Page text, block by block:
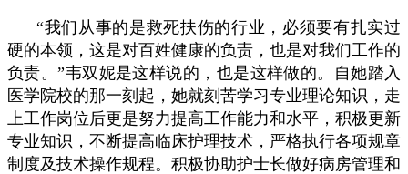
“我们从事的是救死扶伤的行业，必须要有扎实过
硬的本领，这是对百姓健康的负责，也是对我们工作的
负责。”韦双妮是这样说的，也是这样做的。自她踏入
医学院校的那一刻起，她就刻苦学习专业理论知识，走
上工作岗位后更是努力提高工作能力和水平，积极更新
专业知识，不断提高临床护理技术，严格执行各项规章
制度及技术操作规程。积极协助护士长做好病房管理和